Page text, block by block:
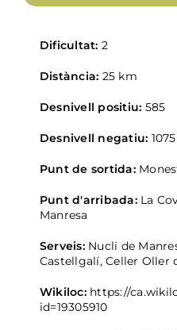
Dificultat: 2
Distància: 25 km
Desnivell positiu: 585
Desnivell negatiu: 1075
Punt de sortida:
Punt d'arribada: La
Manresa
Serveis: Nucli de
Castellgalí, Celler Oller
Wikiloc: https://
id=19305910